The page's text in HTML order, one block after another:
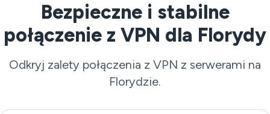
Bezpieczne i stabilne
połączenie z VPN dla Florydy
Odkryj zalety połączenia z VPN z serwerami na
Florydzie.